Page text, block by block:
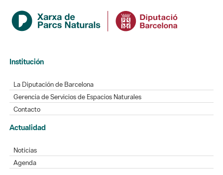
Institución
La Diputación de Barcelona
Gerencia de Servicios de Espacios Naturales
Contacto
Actualidad
Noticias
Agenda